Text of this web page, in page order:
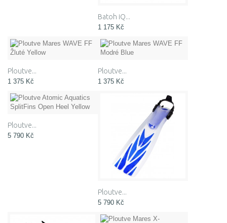
Batoh iQ...
1 175 Kč
Ploutve...
1 375 Kč
Ploutve...
1 375 Kč
Ploutve...
5 790 Kč
Ploutve...
5 790 Kč